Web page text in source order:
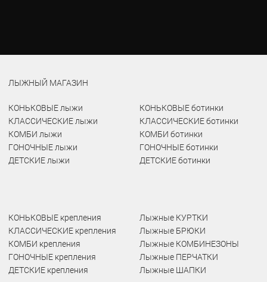
ЛЫЖНЫЙ МАГАЗИН
КОНЬКОВЫЕ лыжи
КЛАССИЧЕСКИЕ лыжи
КОМБИ лыжи
ГОНОЧНЫЕ лыжи
ДЕТСКИЕ лыжи
КОНЬКОВЫЕ ботинки
КЛАССИЧЕСКИЕ ботинки
КОМБИ ботинки
ГОНОЧНЫЕ ботинки
ДЕТСКИЕ ботинки
КОНЬКОВЫЕ крепления
КЛАССИЧЕСКИЕ крепления
КОМБИ крепления
ГОНОЧНЫЕ крепления
ДЕТСКИЕ крепления
Лыжные КУРТКИ
Лыжные БРЮКИ
Лыжные КОМБИНЕЗОНЫ
Лыжные ПЕРЧАТКИ
Лыжные ШАПКИ